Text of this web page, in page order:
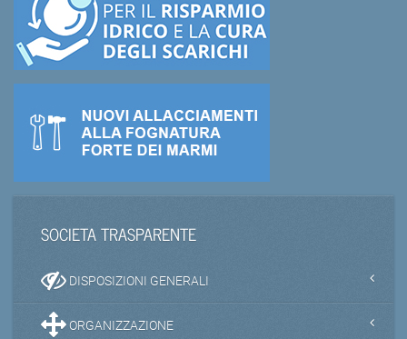
SOCIETA TRASPARENTE
DISPOSIZIONI GENERALI
ORGANIZZAZIONE